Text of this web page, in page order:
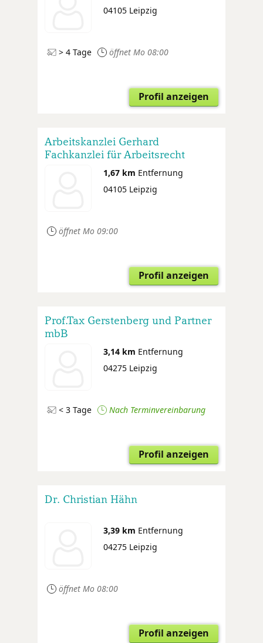
04105 Leipzig
> 4 Tage öffnet Mo 08:00
Profil anzeigen
Arbeitskanzlei Gerhard
Fachkanzlei für Arbeitsrecht
1,67 km Entfernung
04105 Leipzig
öffnet Mo 09:00
Profil anzeigen
Prof.Tax Gerstenberg und Partner
mbB
3,14 km Entfernung
04275 Leipzig
< 3 Tage Nach Terminvereinbarung
Profil anzeigen
Dr. Christian Hähn
3,39 km Entfernung
04275 Leipzig
öffnet Mo 08:00
Profil anzeigen